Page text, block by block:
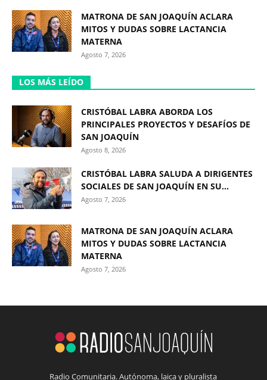
MATRONA DE SAN JOAQUÍN ACLARA
MITOS Y DUDAS SOBRE LACTANCIA
MATERNA
Agosto 7, 2026
LOS MÁS LEÍDO
CRISTÓBAL LABRA ABORDA LOS
PRINCIPALES PROYECTOS Y DESAFÍOS DE
SAN JOAQUÍN
Agosto 8, 2026
CRISTÓBAL LABRA SALUDA A DIRIGENTES
SOCIALES DE SAN JOAQUÍN EN SU...
Agosto 7, 2026
MATRONA DE SAN JOAQUÍN ACLARA
MITOS Y DUDAS SOBRE LACTANCIA
MATERNA
Agosto 7, 2026
Radio Comunitaria. Autónoma, laica y pluralista